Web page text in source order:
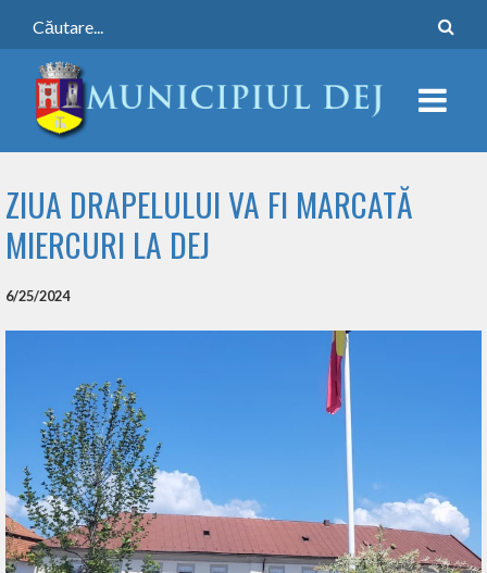
ZIUA DRAPELULUI VA FI MARCATĂ
MIERCURI LA DEJ
6/25/2024